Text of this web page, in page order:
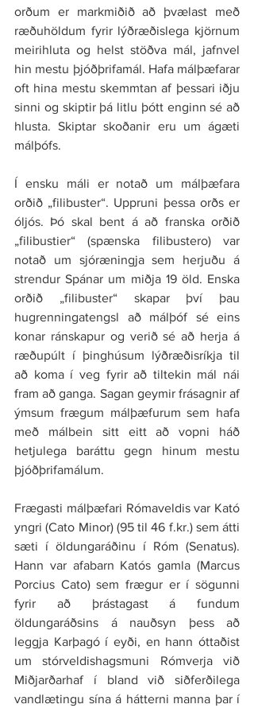
orðum er markmiðið að þvælast með
ræðuhöldum fyrir lýðræðislega kjörnum
meirihluta og helst stöðva mál, jafnvel
hin mestu þjóðþrifamál. Hafa málþæfarar
oft hina mestu skemmtan af þessari iðju
sinni og skiptir þá litlu þótt enginn sé að
hlusta. Skiptar skoðanir eru um ágæti
málþófs.
Í ensku máli er notað um málþæfara
orðið „filibuster“. Uppruni þessa orðs er
óljós. Þó skal bent á að franska orðið
„filibustier“ (spænska filibustero) var
notað um sjóræningja sem herjuðu á
strendur Spánar um miðja 19 öld. Enska
orðið „filibuster“ skapar því þau
hugrenningatengsl að málþóf sé eins
konar ránskapur og verið sé að herja á
ræðupúlt í þinghúsum lýðræðisríkja til
að koma í veg fyrir að tiltekin mál nái
fram að ganga. Sagan geymir frásagnir af
ýmsum frægum málþæfurum sem hafa
með málbein sitt eitt að vopni háð
hetjulega baráttu gegn hinum mestu
þjóðþrifamálum.
Frægasti málþæfari Rómaveldis var Kató
yngri (Cato Minor) (95 til 46 f.kr.) sem átti
sæti í öldungaráðinu í Róm (Senatus).
Hann var afabarn Katós gamla (Marcus
Porcius Cato) sem frægur er í sögunni
fyrir að þrástagast á fundum
öldungaráðsins á nauðsyn þess að
leggja Karþagó í eyði, en hann óttaðist
um stórveldishagsmuni Rómverja við
Miðjarðarhaf í bland við siðferðilega
vandlætingu sína á hátterni manna þar í